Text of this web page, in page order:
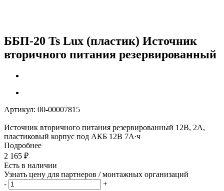
ББП-20 Ts Lux (пластик) Источник
вторичного питания резервированный
Артикул: 00-00007815
Источник вторичного питания резервированный 12В, 2А,
пластиковый корпус под АКБ 12В 7А∙ч
Подробнее
2 165 ₽
Есть в наличии
Узнать цену для партнеров / монтажных организаций
-
+